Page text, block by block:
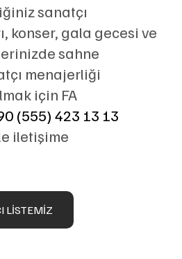
sanatçı
konser, gala gecesi ve
sahne
menajerliği
için FA
(555) 423 13 13
iletişime
LISTEMIZ